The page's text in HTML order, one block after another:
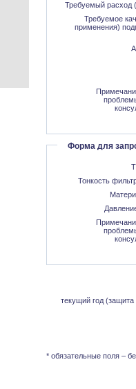
Требуемый расход
Требуемое
применения)
Форма для
Тонкость
текущий год
* обязательные поля –